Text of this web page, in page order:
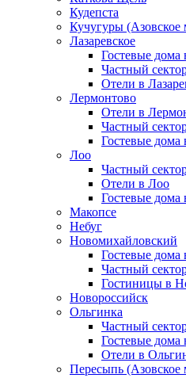
Кудепста
Кучугуры (Азовское
Лазаревское
Гостевые дома
Частный
Отели в
Лермонтово
Отели в
Частный
Гостевые дома
Лоо
Частный
Отели в Лоо
Гостевые дома
Макопсе
Небуг
Новомихайловский
Гостевые
Частный
Гостиницы в
Новороссийск
Ольгинка
Частный
Гостевые дома
Отели в
Пересыпь (Азовское